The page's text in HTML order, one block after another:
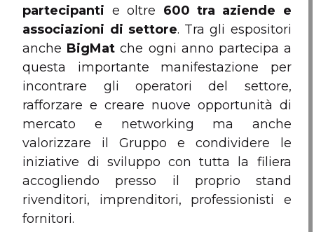
partecipanti e oltre 600 tra aziende e
associazioni di settore. Tra gli espositori
anche BigMat che ogni anno partecipa a
questa importante manifestazione per
incontrare gli operatori del settore,
rafforzare e creare nuove opportunità di
mercato e networking ma anche
valorizzare il Gruppo e condividere le
iniziative di sviluppo con tutta la filiera
accogliendo presso il proprio stand
rivenditori, imprenditori, professionisti e
fornitori.